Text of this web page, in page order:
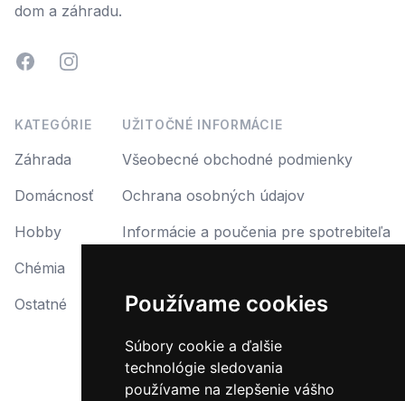
Používame cookies
Súbory cookie a ďalšie
technológie sledovania
používame na zlepšenie vášho
dom a záhradu.
FacebookInstagram
KATEGÓRIE
Záhrada
Domácnosť
Hobby
Chémia
Ostatné
UŽITOČNÉ INFORMÁCIE
Všeobecné obchodné podmienky
Ochrana osobných údajov
Informácie a poučenia pre spotrebiteľa
Reklamačný protokol
Formulár na odstúpenie od zmluvy
Odstúpiť od zmluvy tu